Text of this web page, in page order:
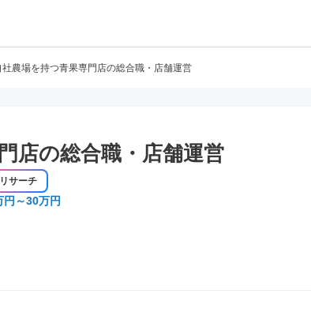
社農場を持つ青果専門店の総合職・店舗運営
店の総合職・店舗運営
サーチ
円～30万円